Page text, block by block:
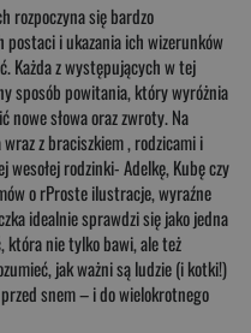
rozpoczyna się bardzo
i ukazania ich wizerunków
Każda z występujących w tej
sposób powitania, który wyróżnia
nowe słowa oraz zwroty. Na
z braciszkiem , rodzicami i
wesołej rodzinki- Adelkę, Kubę czy
o rProste ilustracje, wyraźne
idealnie sprawdzi się jako jedna
która nie tylko bawi, ale też
jak ważni są ludzie (i kotki!)
snem – i do wielokrotnego